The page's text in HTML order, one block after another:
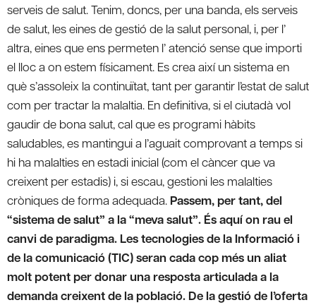
serveis de salut. Tenim, doncs, per una banda, els serveis
de salut, les eines de gestió de la salut personal, i, per l’
altra, eines que ens permeten l’ atenció sense que importi
el lloc a on estem físicament. Es crea així un sistema en
què s’assoleix la continuïtat, tant per garantir l’estat de salut
com per tractar la malaltia. En definitiva, si el ciutadà vol
gaudir de bona salut, cal que es programi hàbits
saludables, es mantingui a l’aguait comprovant a temps si
hi ha malalties en estadi inicial (com el càncer que va
creixent per estadis) i, si escau, gestioni les malalties
cròniques de forma adequada. Passem, per tant, del
“sistema de salut” a la “meva salut”. És aquí on rau el
canvi de paradigma. Les tecnologies de la Informació i
de la comunicació (TIC) seran cada cop més un aliat
molt potent per donar una resposta articulada a la
demanda creixent de la població. De la gestió de l’oferta